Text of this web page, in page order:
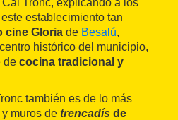
Tronc, explicando a los
establecimiento tan
cine Gloria de Besalú,
histórico del municipio,
de cocina tradicional y
también es de lo más
muros de trencadís de